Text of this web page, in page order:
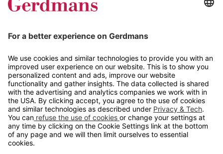
Tips og guider
Kontakt
info@gerdmans.no
67 80 56 20
Åpningstid
Hverdager 08:00-16:00